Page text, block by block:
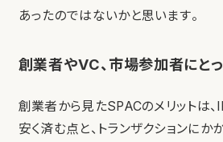
あったのではないかと思います。
創業者やVC、市場参加者にと
創業者から見たSPACのメリットは
安く済む点と、トランザクションに